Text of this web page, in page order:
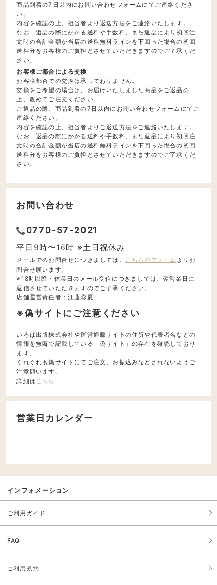
商品到着の7日以内にお問い合わせフォームにてご連絡くださ
い。
内容を確認の上、担当者より返送方法をご連絡いたします。
なお、返品の際にかかる送料や手数料、また返品により初回注
文時の合計金額が当店の送料無料ラインを下回った場合の初回
送料分をお客様のご負担とさせていただきますのでご了承くだ
さい。
お客様ご都合による交換
お客様都合での交換は承っておりません。
交換をご希望の場合は、お届けいたしました商品をご返品の
上、改めてご注文ください。
ご返品の際、商品到着の7日以内にお問い合わせフォームにてご
連絡ください。
内容を確認の上、担当者よりご返送方法をご連絡いたします。
なお、返品の際にかかる送料や手数料、また返品により初回注
文時の合計金額が当店の送料無料ラインを下回った場合の初回
送料分をお客様のご負担とさせていただきますのでご了承くだ
さい。
お問い合わせ
0770-57-2021
平日9時〜16時 ※土日祝休み
メールでのお問合せにつきましては、 こちらのフォーム よりお
問合せ願います。
※18時以降・休業日のメール受信につきましては、翌営業日に
返信させていただきますのでご了承ください。
店舗運営責任者：江藤彩夏
※偽サイトにご注意ください
いろは出版株式会社や運営通販サイトの住所や代表者名などの
情報を無断で記載している「偽サイト」の存在を確認しており
ます。
くれぐれも偽サイトにてご注文、お振込みなどされないようご
注意願います。
詳細は こちら
営業日カレンダー
インフォメーション
ご利用ガイド
FAQ
ご利用規約